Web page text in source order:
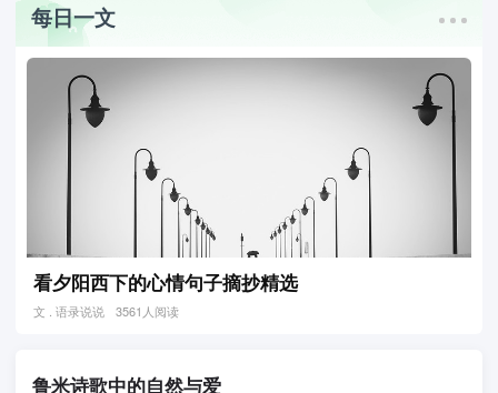
每日一文
看夕阳西下的心情句子摘抄精选
文 . 语录说说 3561人阅读
鲁米诗歌中的自然与爱